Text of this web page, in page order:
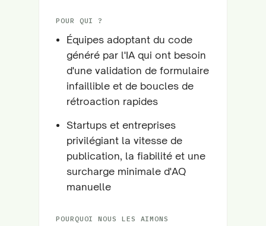
POUR QUI ?
Équipes adoptant du code
généré par l'IA qui ont besoin
d'une validation de formulaire
infaillible et de boucles de
rétroaction rapides
Startups et entreprises
privilégiant la vitesse de
publication, la fiabilité et une
surcharge minimale d'AQ
manuelle
POURQUOI NOUS LES AIMONS